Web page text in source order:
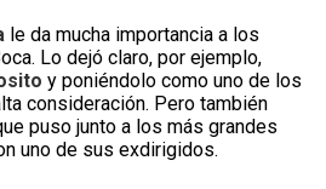
le da mucha importancia a los
Lo dejó claro, por ejemplo,
y poniéndolo como uno de los
consideración. Pero también
puso junto a los más grandes
uno de sus exdirigidos.